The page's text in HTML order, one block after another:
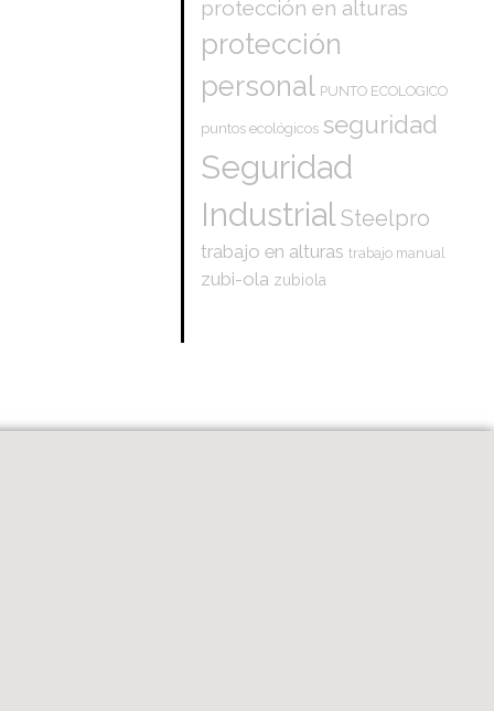
protección en alturas
protección
personal PUNTO ECOLOGICO
puntos ecológicos seguridad
Seguridad
IndustrialSteelpro
trabajo en alturas trabajo manual
zubi-ola zubiola